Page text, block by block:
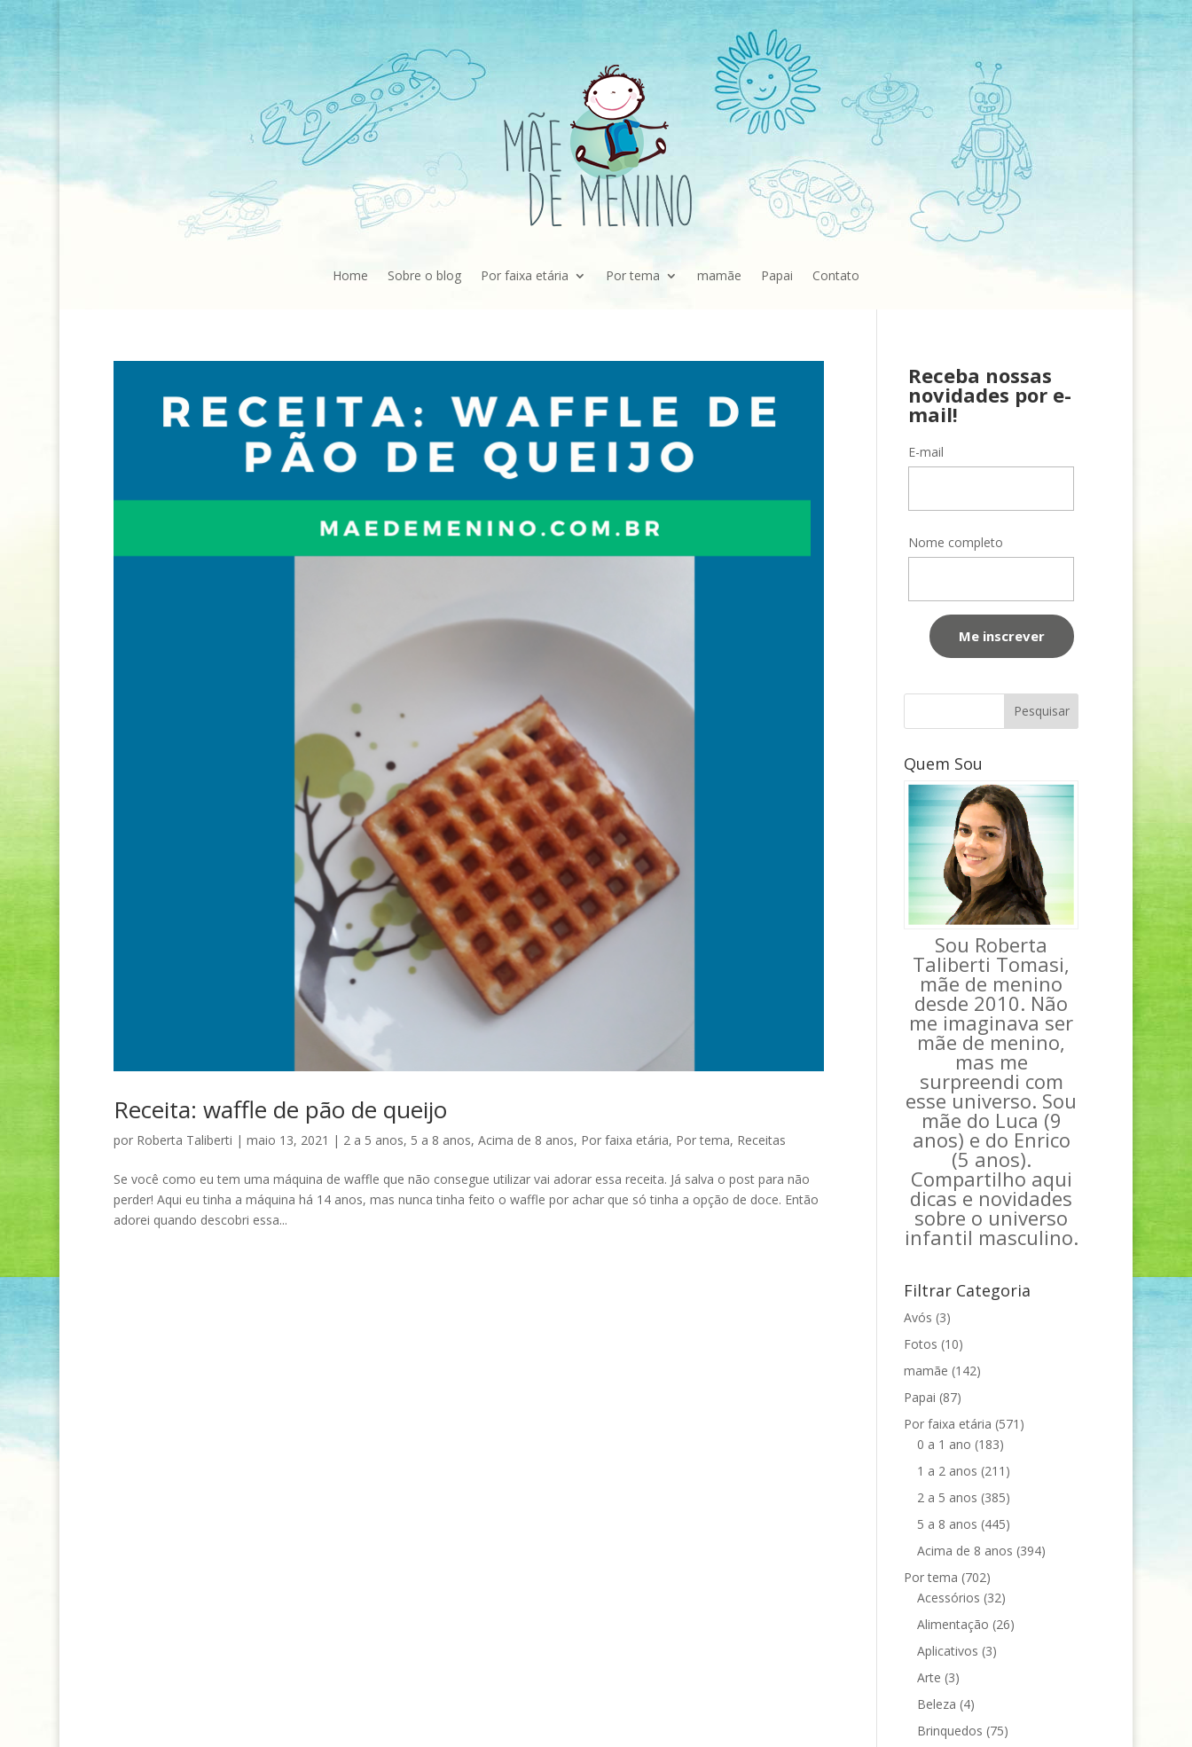
Home Sobre o blog Por faixa etária Por tema mamãe Papai Contato
Receita: waffle de pão de queijo
por Roberta Taliberti | maio 13, 2021 | 2 a 5 anos, 5 a 8 anos, Acima de 8 anos, Por faixa etária, Por tema, Receitas
Se você como eu tem uma máquina de waffle que não consegue utilizar vai adorar essa receita. Já salva o post para não
perder! Aqui eu tinha a máquina há 14 anos, mas nunca tinha feito o waffle por achar que só tinha a opção de doce. Então
adorei quando descobri essa...
Receba nossas
novidades por e-
mail!
E-mail
Nome completo
Quem Sou
Sou Roberta
Taliberti Tomasi,
mãe de menino
desde 2010. Não
me imaginava ser
mãe de menino,
mas me
surpreendi com
esse universo. Sou
mãe do Luca (9
anos) e do Enrico
(5 anos).
Compartilho aqui
dicas e novidades
sobre o universo
infantil masculino.
Filtrar Categoria
Avós (3)
Fotos (10)
mamãe (142)
Papai (87)
Por faixa etária (571)
0 a 1 ano (183)
1 a 2 anos (211)
2 a 5 anos (385)
5 a 8 anos (445)
Acima de 8 anos (394)
Por tema (702)
Acessórios (32)
Alimentação (26)
Aplicativos (3)
Arte (3)
Beleza (4)
Brinquedos (75)